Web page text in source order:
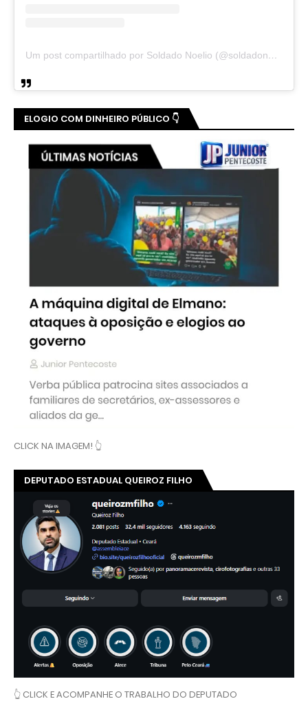
Um post compartilhado por Soldado Noelio (@soldadonoelio)
ELOGIO COM DINHEIRO PÚBLICO 👇
CLICK NA IMAGEM! 👆
DEPUTADO ESTADUAL QUEIROZ FILHO
👆 CLICK E ACOMPANHE O TRABALHO DO DEPUTADO